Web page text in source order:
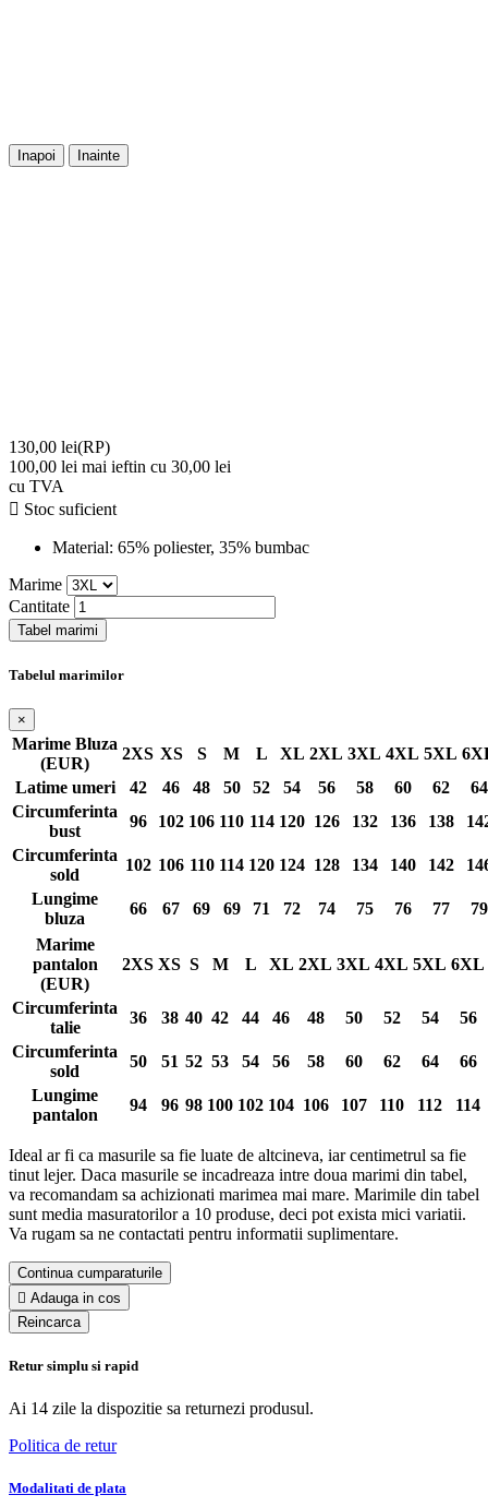
Inapoi Inainte
130,00 lei(RP)
100,00 lei mai ieftin cu 30,00 lei
cu TVA
 Stoc suficient
Material: 65% poliester, 35% bumbac
Marime
Cantitate
Tabel marimi
Tabelul marimilor
×
Marime Bluza
(EUR)
2XS XS S M L XL 2XL 3XL 4XL 5XL
Latime umeri
42 46 48 50 52 54 56 58 60 62
64
Circumferinta
bust
96 102 106 110 114 120 126 132 136 138
Circumferinta
sold
102 106 110 114 120 124 128 134 140 142
Lungime
bluza
66 67 69 69 71 72 74 75 76 77
79
Marime
pantalon
(EUR)
2XS XS S M L XL 2XL 3XL 4XL 5XL 6XL
Circumferinta
talie
36 38 40 42 44 46 48 50 52 54
56
Circumferinta
sold
50 51 52 53 54 56 58 60 62 64
66
Lungime
pantalon
94 96 98 100 102 104 106 107 110 112 114
Ideal ar fi ca masurile sa fie luate de altcineva, iar centimetrul sa fie
tinut lejer. Daca masurile se incadreaza intre doua marimi din tabel,
va recomandam sa achizionati marimea mai mare. Marimile din tabel
sunt media masuratorilor a 10 produse, deci pot exista mici variatii.
Va rugam sa ne contactati pentru informatii suplimentare.
Continua cumparaturile
 Adauga in cos
Retur simplu si rapid
Ai 14 zile la dispozitie sa returnezi produsul.
Politica de retur
Modalitati de plata